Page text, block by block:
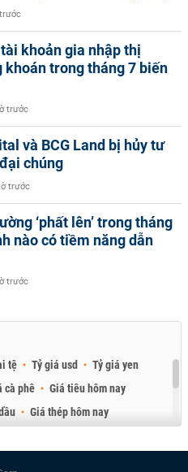
khoản gia nhập thị
khoán trong tháng 7 biến
trước
và BCG Land bị hủy tư
chúng
trước
‘phất lên’ trong tháng
nào có tiềm năng dẫn
trước
tệ Tỷ giá usd
Tỷ giá yen
cà phê
Giá tiêu hôm nay
Giá thép hôm nay